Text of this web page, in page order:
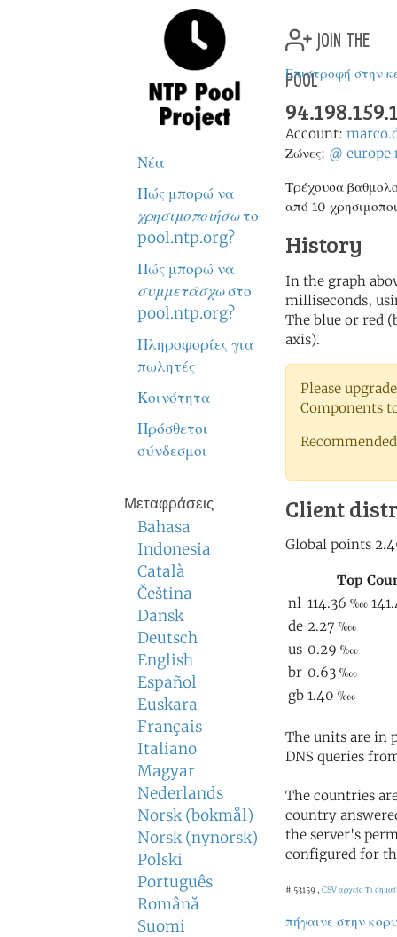
Νέα
Πώς μπορώ να
χρησιμοποιήσωτο
pool.ntp.org?
Πώς μπορώ να
συμμετάσχωστο
pool.ntp.org?
Πληροφορίες για
πωλητές
Κοινότητα
Πρόσθετοι
σύνδεσμοι
Μεταφράσεις
Bahasa
Indonesia
Català
Čeština
Dansk
Deutsch
English
Español
Euskara
Français
Italiano
Magyar
Nederlands
Norsk (bokmål)
Norsk (nynorsk)
Polski
Português
Română
Suomi
join the
pool
Επιστροφή στην
Account:
Ζώνες: @ europe
Τρέχουσα
από 10
History
In the graph
milliseconds,
The blue or red
axis).
Please
Components
Client
The units are in
DNS queries
The countries
country
the server's
configured for
# 53159 , CSV αρχείοΤι
πήγαινε στην